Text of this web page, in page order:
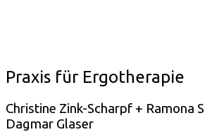
Praxis für Ergotherapie
Christine Zink-Scharpf + Ramona
Dagmar Glaser